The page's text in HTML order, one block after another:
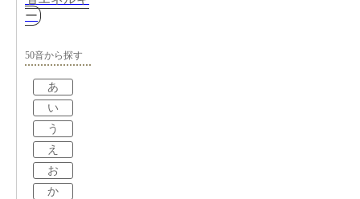
ー
50音から探す
あ
い
う
え
お
か